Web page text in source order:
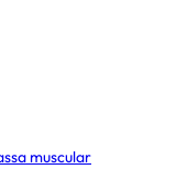
muscular